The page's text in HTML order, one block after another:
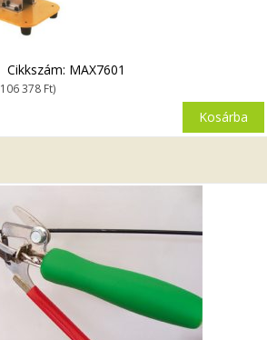
106 378 Ft)
Cikkszám: MAX7601
Kosárba